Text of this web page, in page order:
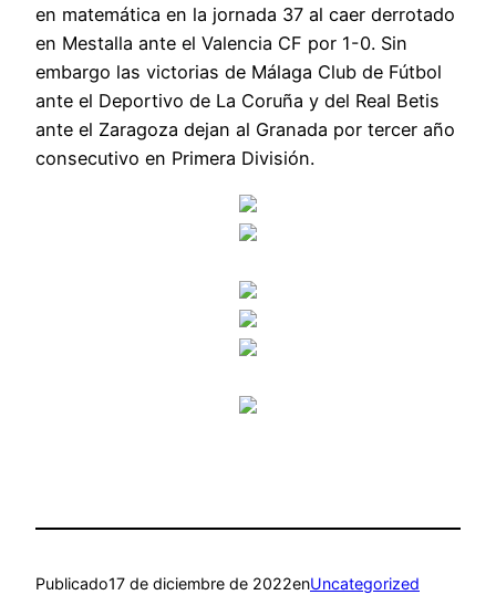
en matemática en la jornada 37 al caer derrotado
en Mestalla ante el Valencia CF por 1-0. Sin
embargo las victorias de Málaga Club de Fútbol
ante el Deportivo de La Coruña y del Real Betis
ante el Zaragoza dejan al Granada por tercer año
consecutivo en Primera División.
Publicado17 de diciembre de 2022enUncategorized